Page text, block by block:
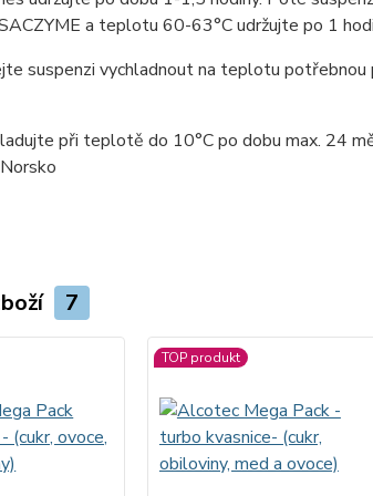
a teplotu 60-63°C udržujte po 1
suspenzi vychladnout na teplotu potřebnou
při teplotě do 10°C po dobu max. 24
Norsko
7
TOP produkt